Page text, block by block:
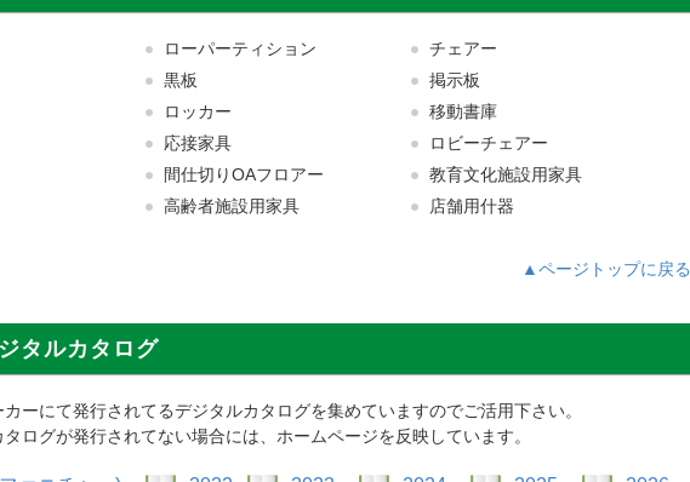
ローパーティション
チェアー
黒板
掲示板
ロッカー
移動書庫
応接家具
ロビーチェアー
間仕切りOAフロアー
教育文化施設用家具
高齢者施設用家具
店舗用什器
▲ページトップに戻る
タルカタログ
ーにて発行されてるデジタルカタログを集めていますのでご活用下さい。
ログが発行されてない場合には、ホームページを反映しています。